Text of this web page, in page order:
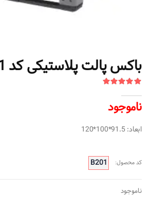
باکس پالت پلاستیکی کد B201
ناموجود
ابعاد: 91.5*100*120
کد محصول: B201
ناموجود